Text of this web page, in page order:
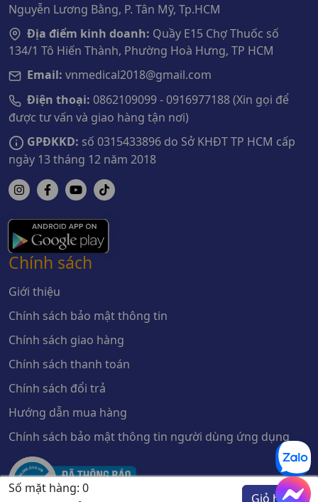
Số mặt hàng: 0
Giỏ hàng
Nguyễn Lương Bằng, P. Tân Mỹ, Tp.HCM
Địa điểm kinh doanh: Quầy E15 Chợ Thuốc số
134/1 Tô Hiến Thành, Phường Hoà Hưng, TP HCM
Email: vnmedical2018@gmail.com
Điện thoại: 0862109099 - 0916977188 (Xin gọi để
được tư vấn và giao hàng tận nơi)
GPĐKKD: số 0315433896 do Sở KHĐT TP HCM cấp
ngày 13 tháng 12 năm 2018
Chính sách
Giới thiệu
Chính sách bảo mật thông tin
Chính sách giao hàng
Chính sách thanh toán
Chính sách đổi trả
Hướng dẫn mua hàng
Chính sách bảo mật thông tin người dùng ứng dụng